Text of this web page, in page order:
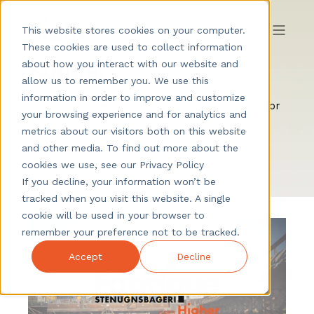
This website stores cookies on your computer.
These cookies are used to collect information
about how you interact with our website and
allow us to remember you. We use this
information in order to improve and customize
your browsing experience and for analytics and
metrics about our visitors both on this website
and other media. To find out more about the
cookies we use, see our Privacy Policy
If you decline, your information won’t be
tracked when you visit this website. A single
cookie will be used in your browser to
remember your preference not to be tracked.
Accept Decline
Kunder
Våre kunder vet best! Her finner du vår form for
referansetaking - les om våre kunders egne
erfaringer med å jobbe med vårt
rekrutteringsverktøy Higher.